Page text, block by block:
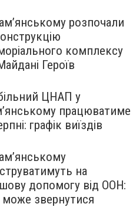
розпочали
комплексу
Героїв
ЦНАП у
працюватиме
графік виїздів
на
допомогу від ООН:
може звернутися